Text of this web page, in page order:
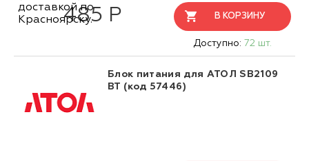
485 Р В КОРЗИНУ
Доступно: 72 шт.
Блок питания для АТОЛ SB2109
BT (код 57446)